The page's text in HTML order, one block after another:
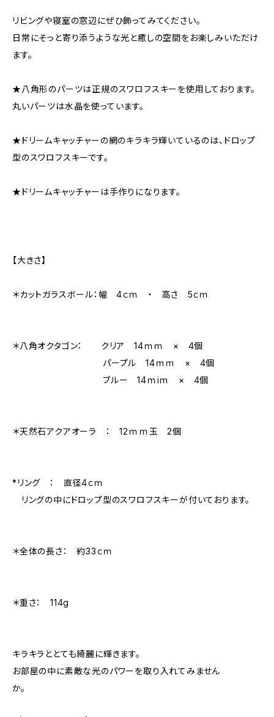
リビングや寝室の窓辺にぜひ飾ってみてください。
日常にそっと寄り添うような光と癒しの空間をお楽しみいただけ
ます。
★八角形のパーツは正規のスワロフスキーを使用しております。
丸いパーツは水晶を使っています。
★ドリームキャッチャーの網のキラキラ輝いているのは、ドロップ
型のスワロフスキーです。
★ドリームキャッチャーは手作りになります。
【大きさ】
＊カットガラスボール：幅 4ｃｍ ・ 高さ 5ｃｍ
＊八角オクタゴン： クリア 14ｍｍ × 4個
パープル 14ｍｍ × 4個
ブルー 14ｍiｍ × 4個
＊天然石アクアオーラ ： 12ｍｍ玉 2個
*リング ： 直径4ｃｍ
リングの中にドロップ型のスワロフスキーが付いております。
＊全体の長さ： 約33ｃｍ
＊重さ： 114g
キラキラととても綺麗に輝きます。
お部屋の中に素敵な光のパワーを取り入れてみません
か。